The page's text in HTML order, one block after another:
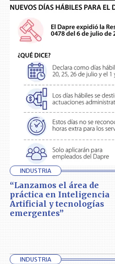
INDUSTRIA
“Lanzamos el área de
práctica en Inteligencia
Artificial y tecnologías
emergentes”
INDUSTRIA